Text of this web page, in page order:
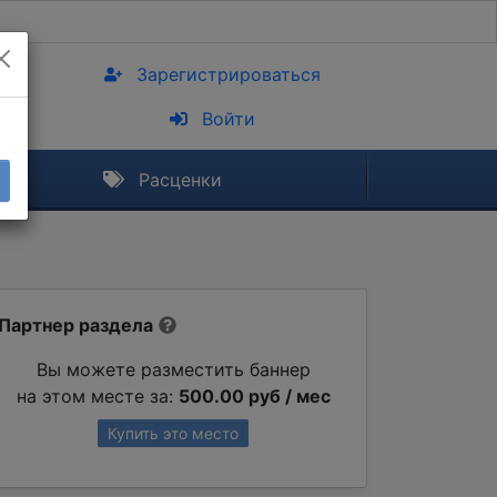
Зарегистрироваться
Войти
Расценки
Партнер раздела
Вы можете разместить баннер
на этом месте за: 500.00 руб / мес
Купить это место